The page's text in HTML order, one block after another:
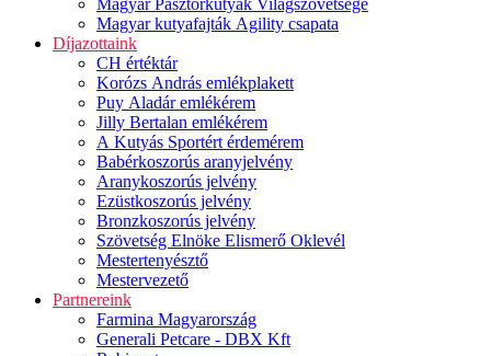
Magyar Pásztorkutyák Világszövetsége
Magyar kutyafajták Agility csapata
Díjazottaink
CH értéktár
Korózs András emlékplakett
Puy Aladár emlékérem
Jilly Bertalan emlékérem
A Kutyás Sportért érdemérem
Babérkoszorús aranyjelvény
Aranykoszorús jelvény
Ezüstkoszorús jelvény
Bronzkoszorús jelvény
Szövetség Elnöke Elismerő Oklevél
Mestertenyésztő
Mestervezető
Partnereink
Farmina Magyarország
Generali Petcare - DBX Kft